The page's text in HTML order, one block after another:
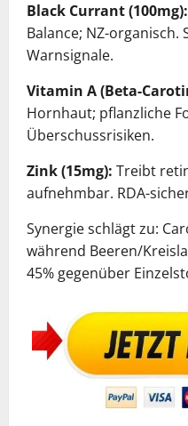
Black Currant (100mg):
Balance; NZ-organisch.
Warnsignale.
Vitamin A (Beta-
Hornhaut; pflanzliche
Überschussrisiken.
Zink (15mg): Treibt
aufnehmbar. RDA-
Synergie schlägt zu:
während Beeren/
45% gegenüber